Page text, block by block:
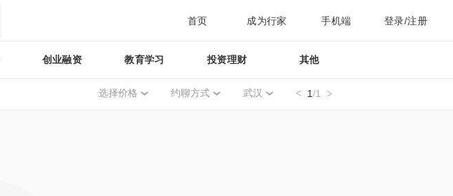
首页 成为行家 手机端 登录/注册
创业融资 教育学习 投资理财 其他
选择价格 约聊方式 武汉 1/1